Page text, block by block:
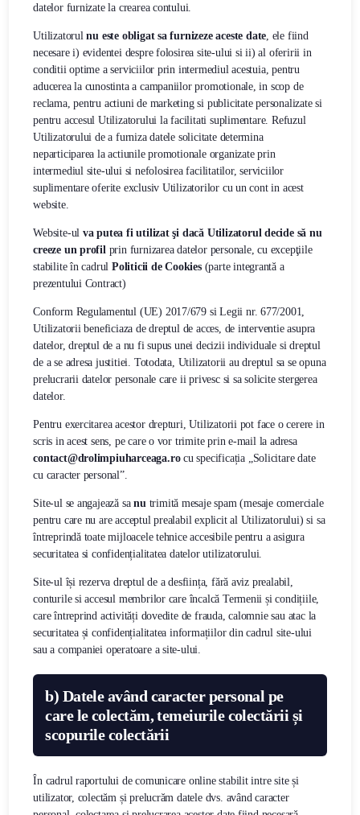
datelor furnizate la crearea contului.
Utilizatorulnu este obligat sa furnizeze aceste date , ele fiind
necesare i) evidentei despre folosirea site-ului si ii) al oferirii in
conditii optime a serviciilor prin intermediul acestuia, pentru
aducerea la cunostinta a campaniilor promotionale, in scop de
reclama, pentru actiuni de marketing si publicitate personalizate si
pentru accesul Utilizatorului la facilitati suplimentare. Refuzul
Utilizatorului de a furniza datele solicitate determina
neparticiparea la actiunile promotionale organizate prin
intermediul site-ului si nefolosirea facilitatilor, serviciilor
suplimentare oferite exclusiv Utilizatorilor cu un cont in acest
website.
Website-ul va putea fi utilizat şi dacă Utilizatorul decide să nu
creeze un profil prin furnizarea datelor personale, cu excepţiile
stabilite în cadrulPoliticii de Cookies(parte integrantă a
prezentului Contract)
Conform Regulamentul (UE) 2017/679 si Legii nr. 677/2001,
Utilizatorii beneficiaza de dreptul de acces, de interventie asupra
datelor, dreptul de a nu fi supus unei decizii individuale si dreptul
de a se adresa justitiei. Totodata, Utilizatorii au dreptul sa se opuna
prelucrarii datelor personale care ii privesc si sa solicite stergerea
datelor.
Pentru exercitarea acestor drepturi, Utilizatorii pot face o cerere in
scris in acest sens, pe care o vor trimite prin e-mail la adresa
contact@drolimpiuharceaga.rocu specificația „Solicitare date
cu caracter personal”.
Site-ul se angajează sanu trimită mesaje spam (mesaje comerciale
pentru care nu are acceptul prealabil explicit al Utilizatorului) si sa
întreprindă toate mijloacele tehnice accesibile pentru a asigura
securitatea si confidențialitatea datelor utilizatorului.
Site-ul își rezerva dreptul de a desființa, fără aviz prealabil,
conturile si accesul membrilor care încalcă Termenii și condițiile,
care întreprind activități dovedite de frauda, calomnie sau atac la
securitatea și confidențialitatea informațiilor din cadrul site-ului
sau a companiei operatoare a site-ului.
b) Datele având caracter personal pe
care le colectăm, temeiurile colectării și
scopurile colectării
În cadrul raportului de comunicare online stabilit intre site și
utilizator, colectăm și prelucrăm datele dvs. având caracter